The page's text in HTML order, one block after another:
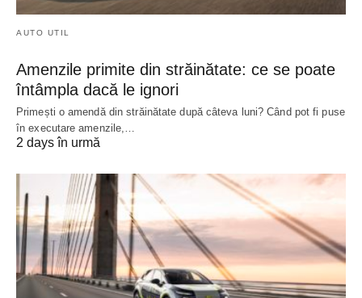
AUTO UTIL
Amenzile primite din străinătate: ce se poate
întâmpla dacă le ignori
Primești o amendă din străinătate după câteva luni? Când pot fi puse
în executare amenzile,…
2 days în urmă